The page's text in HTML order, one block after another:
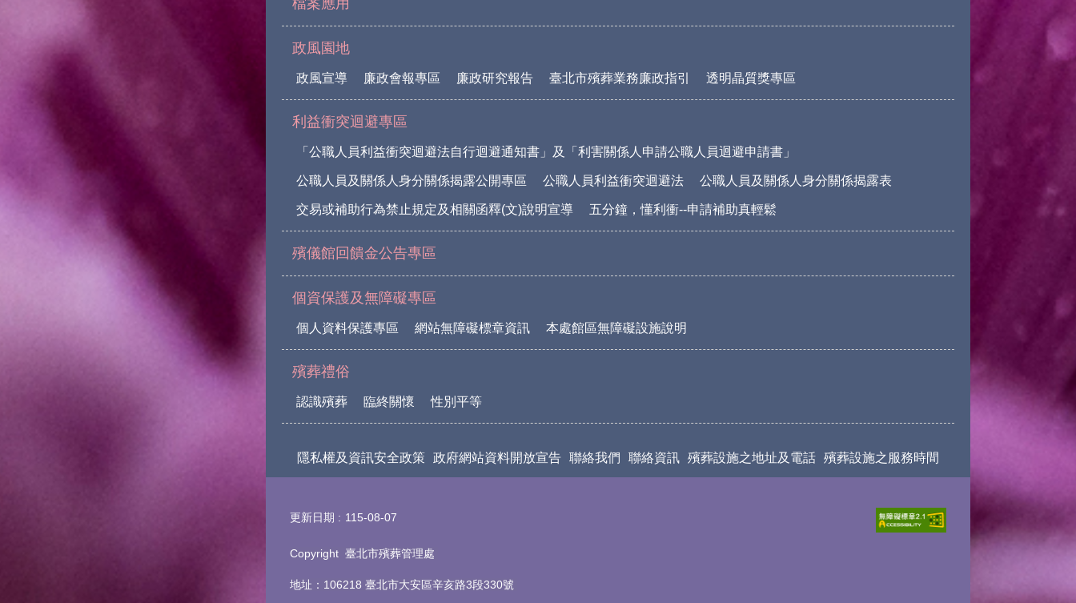
檔案應用
政風園地
政風宣導 廉政會報專區 廉政研究報告 臺北市殯葬業務廉政指引 透明晶質獎專區
利益衝突迴避專區
「公職人員利益衝突迴避法自行迴避通知書」及「利害關係人申請公職人員迴避申請書」
公職人員及關係人身分關係揭露公開專區 公職人員利益衝突迴避法 公職人員及關係人身分關係揭露表
交易或補助行為禁止規定及相關函釋(文)說明宣導 五分鐘，懂利衝--申請補助真輕鬆
殯儀館回饋金公告專區
個資保護及無障礙專區
個人資料保護專區 網站無障礙標章資訊 本處館區無障礙設施說明
殯葬禮俗
認識殯葬 臨終關懷 性別平等
隱私權及資訊安全政策 政府網站資料開放宣告 聯絡我們 聯絡資訊 殯葬設施之地址及電話 殯葬設施之服務時間
更新日期 115-08-07
Copyright 臺北市殯葬管理處
地址：106218 臺北市大安區辛亥路3段330號